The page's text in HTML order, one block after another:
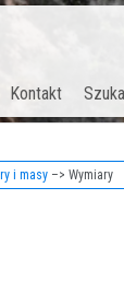
Kontakt
i masy –> Wymiary